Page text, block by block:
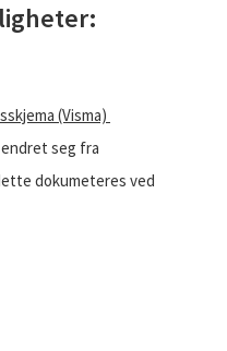
(Visma)
seg fra
dokumeteres ved